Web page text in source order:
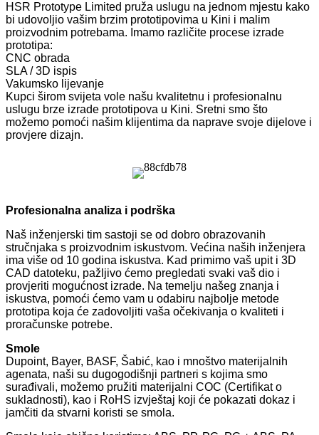
HSR Prototype Limited pruža uslugu na jednom mjestu kako
bi udovoljio vašim brzim prototipovima u Kini i malim
proizvodnim potrebama. Imamo različite procese izrade
prototipa:
CNC obrada
SLA / 3D ispis
Vakumsko lijevanje
Kupci širom svijeta vole našu kvalitetnu i profesionalnu
uslugu brze izrade prototipova u Kini. Sretni smo što
možemo pomoći našim klijentima da naprave svoje dijelove i
provjere dizajn.
Profesionalna analiza i podrška
Naš inženjerski tim sastoji se od dobro obrazovanih
stručnjaka s proizvodnim iskustvom. Većina naših inženjera
ima više od 10 godina iskustva. Kad primimo vaš upit i 3D
CAD datoteku, pažljivo ćemo pregledati svaki vaš dio i
provjeriti mogućnost izrade. Na temelju našeg znanja i
iskustva, pomoći ćemo vam u odabiru najbolje metode
prototipa koja će zadovoljiti vaša očekivanja o kvaliteti i
proračunske potrebe.
Smole
Dupoint, Bayer, BASF, Šabić, kao i mnoštvo materijalnih
agenata, naši su dugogodišnji partneri s kojima smo
surađivali, možemo pružiti materijalni COC (Certifikat o
sukladnosti), kao i RoHS izvještaj koji će pokazati dokaz i
jamčiti da stvarni koristi se smola.